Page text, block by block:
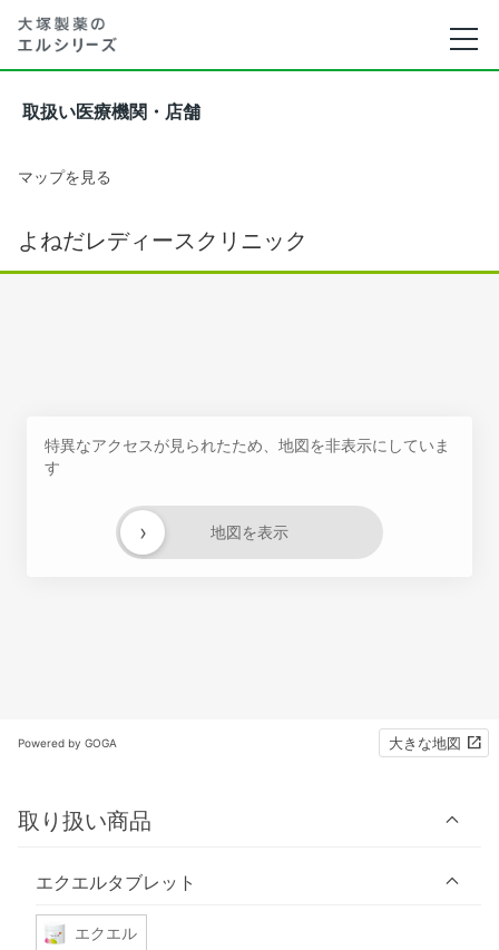
取扱い医療機関・店舗
マップを見る
よねだレディースクリニック
特異なアクセスが見られたため、地図を非表示にしていま
す
地図を表示
›
Powered by GOGA 大きな地図
取り扱い商品
エクエルタブレット
エクエル